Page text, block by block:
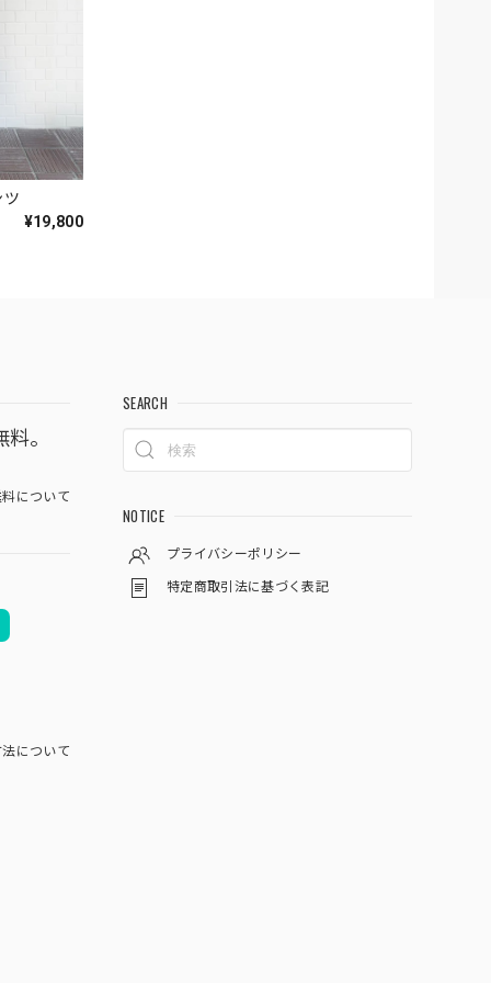
ツ
¥19,800
。
について
について
SEARCH
NOTICE
プライバシーポリシー
特定商取引法に基づく表記